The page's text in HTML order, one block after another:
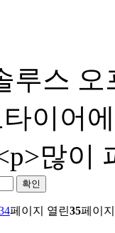
루스
이어
많이
확인
페이지 열린35페이지